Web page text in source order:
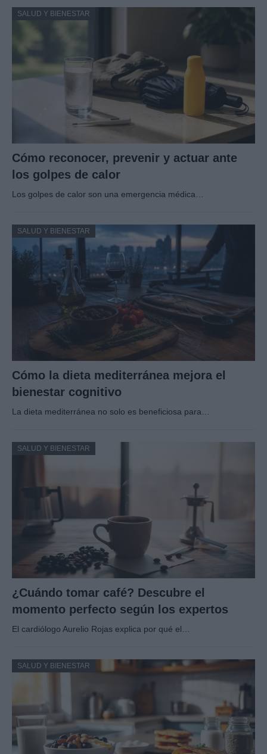
SALUD Y BIENESTAR
Cómo reconocer, prevenir y actuar ante
los golpes de calor
Los golpes de calor son una emergencia médica…
SALUD Y BIENESTAR
Cómo la dieta mediterránea mejora el
bienestar cognitivo
La dieta mediterránea no solo es beneficiosa para…
SALUD Y BIENESTAR
¿Cuándo tomar café? Descubre el
momento perfecto según los expertos
El cardiólogo Aurelio Rojas explica por qué el…
SALUD Y BIENESTAR